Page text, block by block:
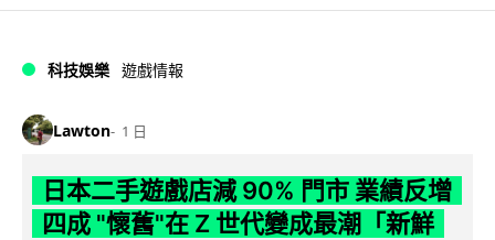
科技娛樂 遊戲情報
Lawton 1 日
日本二手遊戲店減 90% 門市 業績反增
四成 "懷舊"在 Z 世代變成最潮「新鮮